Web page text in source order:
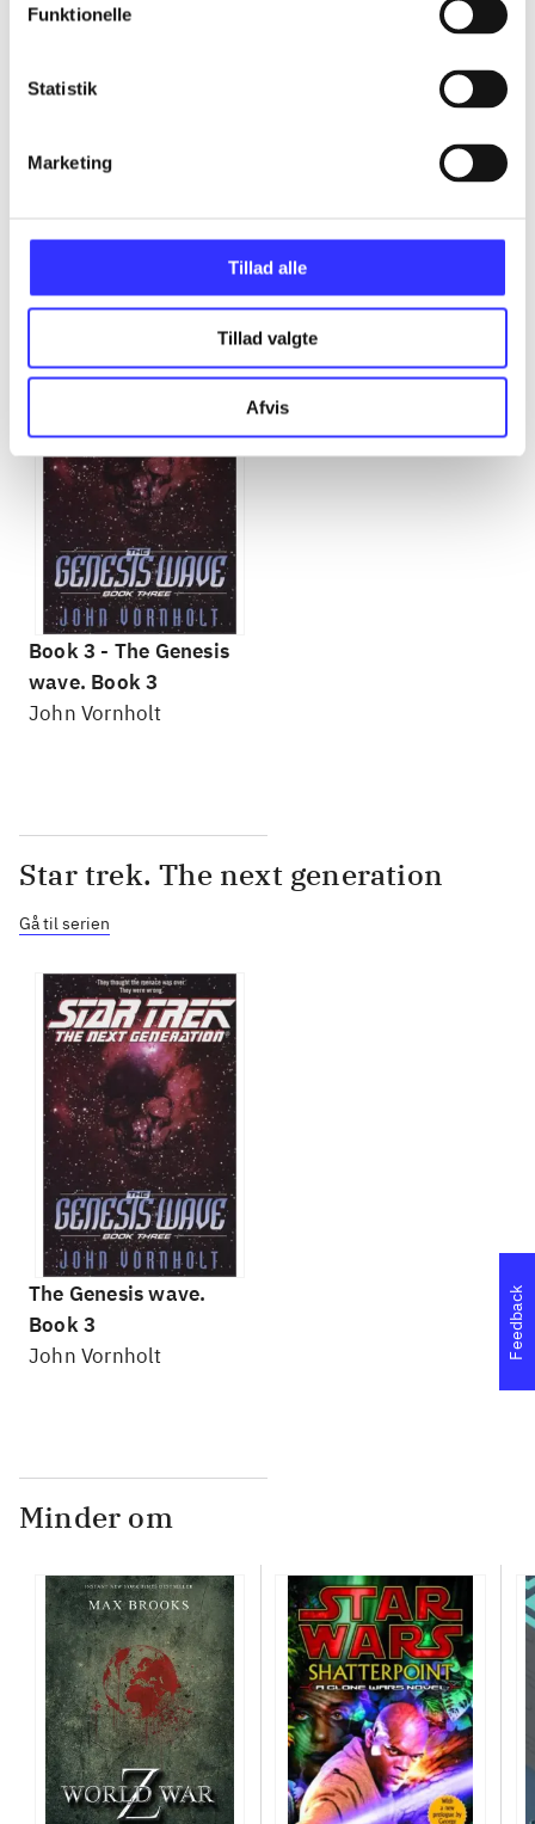
Funktionelle
Statistik
Marketing
Tillad alle
Tillad valgte
Afvis
The Genesis wave
Book 3 - The Genesis
wave. Book 3
John Vornholt
Star trek. The next generation
Gå til serien
The Genesis wave.
Book 3
John Vornholt
Minder om
Feedback